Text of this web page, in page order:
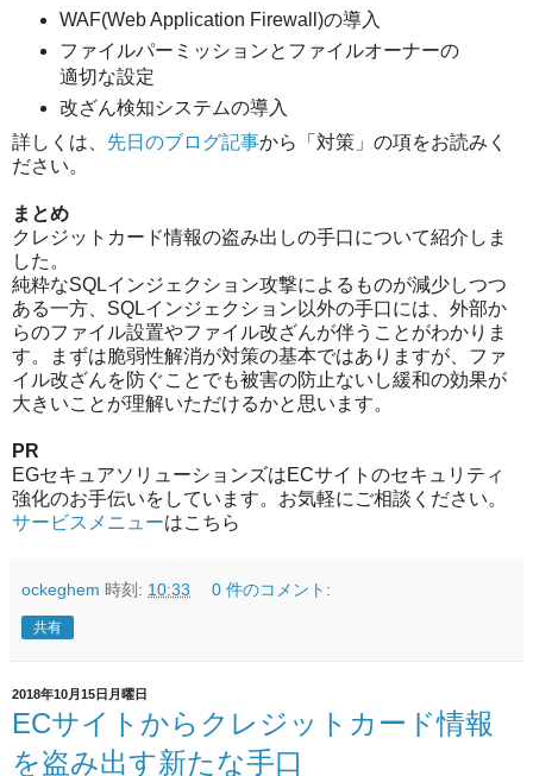
WAF(Web Application Firewall)の導入
ファイルパーミッションとファイルオーナーの
適切な設定
改ざん検知システムの導入
詳しくは、 先日のブログ記事から「対策」の項をお読みく
ださい。
まとめ
クレジットカード情報の盗み出しの手口について紹介しま
した。
純粋なSQLインジェクション攻撃によるものが減少しつつ
ある一方、SQLインジェクション以外の手口には、外部か
らのファイル設置やファイル改ざんが伴うことがわかりま
す。まずは脆弱性解消が対策の基本ではありますが、ファ
イル改ざんを防ぐことでも被害の防止ないし緩和の効果が
大きいことが理解いただけるかと思います。
PR
EGセキュアソリューションズはECサイトのセキュリティ
強化のお手伝いをしています。お気軽にご相談ください。
サービスメニューはこちら
ockeghem 時刻: 10:33 0 件のコメント:
共有
2018年10月15日月曜日
ECサイトからクレジットカード情報
を盗み出す新たな手口